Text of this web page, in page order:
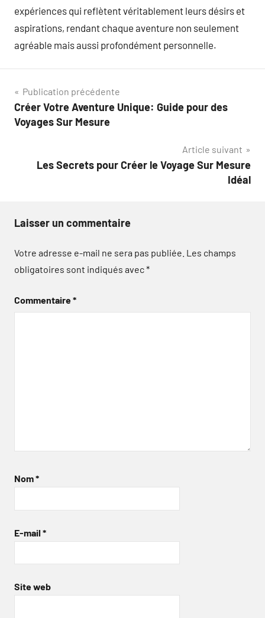
expériences qui reflètent véritablement leurs désirs et
aspirations, rendant chaque aventure non seulement
agréable mais aussi profondément personnelle.
Navigation
de
Publication précédente
Créer Votre Aventure Unique: Guide pour des
Voyages Sur Mesure
Article suivant
Les Secrets pour Créer le Voyage Sur Mesure
Idéal
Laisser un commentaire
Votre adresse e-mail ne sera pas publiée. Les champs
obligatoires sont indiqués avec*
Commentaire*
Nom*
E-mail *
Site web